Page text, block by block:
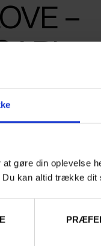
gøre din oplevelse
Du kan altid trække dit
–